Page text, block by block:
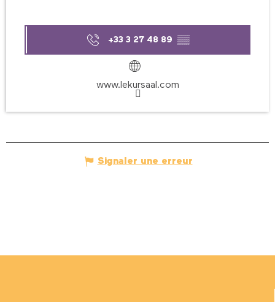
+33 3 27 48 89 ▒▒
www.lekursaal.com
Signaler une erreur